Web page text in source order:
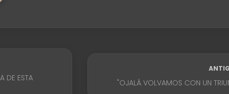
DE ESTA
"OJALÁ VOLVAMOS CON UN